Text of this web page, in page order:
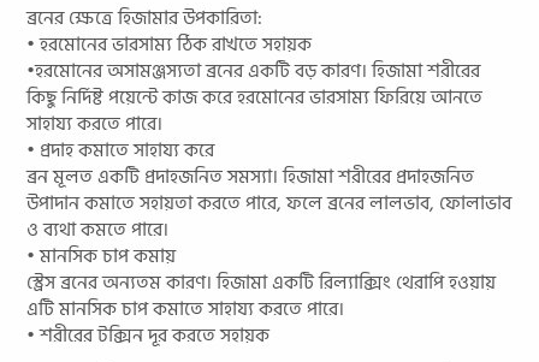
ব্রনের ক্ষেত্রে হিজামার উপকারিতা:
• হরমোনের ভারসাম্য ঠিক রাখতে সহায়ক
•হরমোনের অসামঞ্জস্যতা ব্রনের একটি বড় কারণ। হিজামা শরীরের
কিছু নির্দিষ্ট পয়েন্টে কাজ করে হরমোনের ভারসাম্য ফিরিয়ে আনতে
সাহায্য করতে পারে।
• প্রদাহ কমাতে সাহায্য করে
ব্রন মূলত একটি প্রদাহজনিত সমস্যা। হিজামা শরীরের প্রদাহজনিত
উপাদান কমাতে সহায়তা করতে পারে, ফলে ব্রনের লালভাব, ফোলাভাব
ও ব্যথা কমতে পারে।
• মানসিক চাপ কমায়
স্ট্রেস ব্রনের অন্যতম কারণ। হিজামা একটি রিল্যাক্সিং থেরাপি হওয়ায়
এটি মানসিক চাপ কমাতে সাহায্য করতে পারে।
• শরীরের টক্সিন দূর করতে সহায়ক